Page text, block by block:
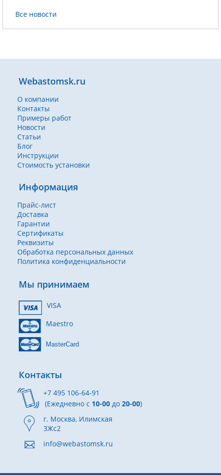
Все новости
Webastomsk.ru
О компании
Контакты
Примеры работ
Новости
Статьи
Блог
Инструкции
Стоимость установки
Информация
Прайс-лист
Доставка
Гарантии
Сертификаты
Реквизиты
Обработка персональных данных
Политика конфиденциальности
Мы принимаем
VISA
Maestro
MasterCard
Контакты
+7 495 106-64-91
(Ежедневно с 10-00 до 20-00)
г. Москва, Илимская
3Жс2
info@webastomsk.ru